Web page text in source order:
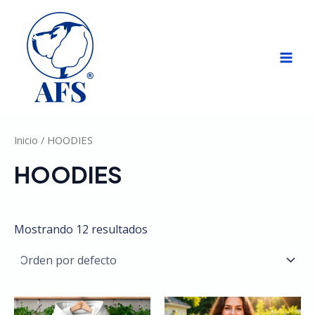
contenido
Inicio / HOODIES
HOODIES
Mostrando 12 resultados